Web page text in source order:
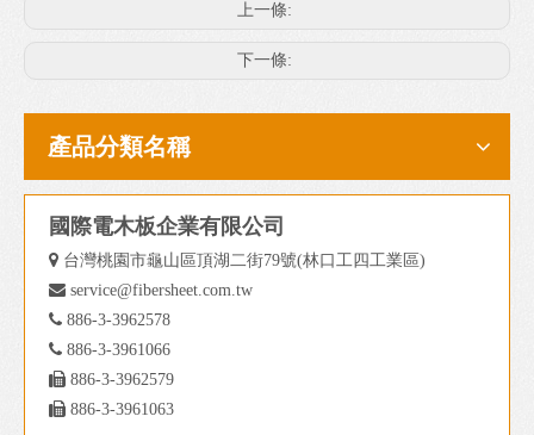
上一條:
下一條:
產品分類名稱
國際電木板企業有限公司
 台灣桃園市龜山區頂湖二街79號(林口工四工業區)
 service@fibersheet.com.tw
 886-3-3962578
 886-3-3961066
 886-3-3962579
 886-3-3961063